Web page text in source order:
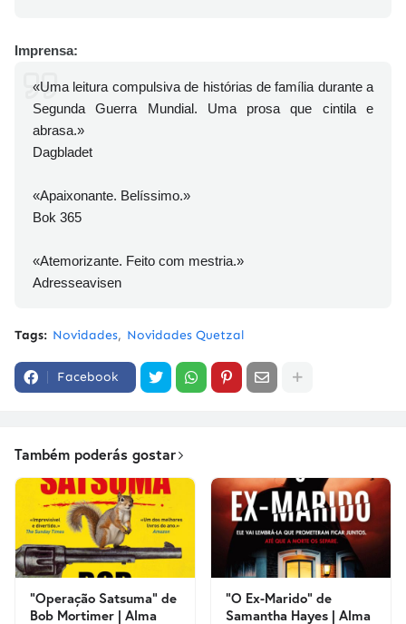
Imprensa:
«Uma leitura compulsiva de histórias de família durante a
Segunda Guerra Mundial. Uma prosa que cintila e
abrasa.»
Dagbladet
«Apaixonante. Belíssimo.»
Bok 365
«Atemorizante. Feito com mestria.»
Adresseavisen
Tags: Novidades Novidades Quetzal
Facebook
Também poderás gostar
"Operação Satsuma" de
Bob Mortimer | Alma
"O Ex-Marido" de
Samantha Hayes | Alma